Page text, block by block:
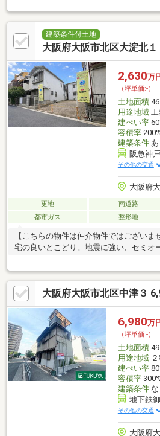
ー・コンビニが徒歩約5分圏内！◎ＪＲ
約13分、阪神『福島駅』、ＪＲ東西線『
3線3駅利用可能！◎大淀小学校が目の前
で子育て環境も良好！
建築条件付土地
大阪府大阪市北区大淀北１
2,630万
（坪単価:-）
土地面積
用途地域工
建ぺい率
容積率
建築条件あ
阪急神
その他の交通
大阪府
更地 南道路
都市ガス
整形地
【こちらの物件は仲介物件ではございま
宅の良いとこどり。地震に強い、セミオ
ンパーを標準装備水回りはパナソニック
ミューのサイディングを採用し美観と耐
火窓を採用し耐久、断熱性を確保建物プ
ラーの変更が可能でお好みに仕上げられ
合わせた最高の住空間を提供します。
お電話等で一度ご連絡をさせていただい
やすい時間帯のご記入もご協力をお願い
大阪府大阪市北区中津３
6,980万
（坪単価:-）
土地面積
用途地域２
建ぺい率
容積率
建築条件な
地下鉄
その他の交通
大阪府